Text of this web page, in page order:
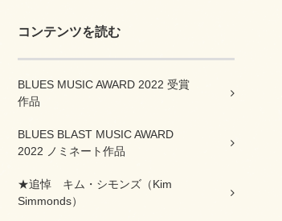
コンテンツを読む
BLUES MUSIC AWARD 2022 受賞
作品
BLUES BLAST MUSIC AWARD
2022 ノミネート作品
★追悼 キム・シモンズ（Kim
Simmonds）